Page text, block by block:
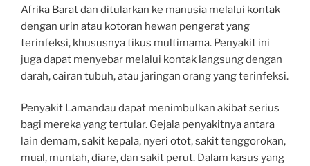
Afrika Barat dan ditularkan ke manusia melalui kontak
dengan urin atau kotoran hewan pengerat yang
terinfeksi, khususnya tikus multimama. Penyakit ini
juga dapat menyebar melalui kontak langsung dengan
darah, cairan tubuh, atau jaringan orang yang terinfeksi.
Penyakit Lamandau dapat menimbulkan akibat serius
bagi mereka yang tertular. Gejala penyakitnya antara
lain demam, sakit kepala, nyeri otot, sakit tenggorokan,
mual, muntah, diare, dan sakit perut. Dalam kasus yang